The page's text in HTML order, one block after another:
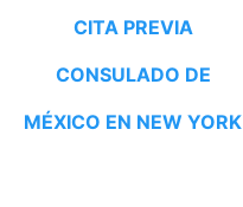
CITA PREVIA
CONSULADO DE
MÉXICO EN NEW YORK